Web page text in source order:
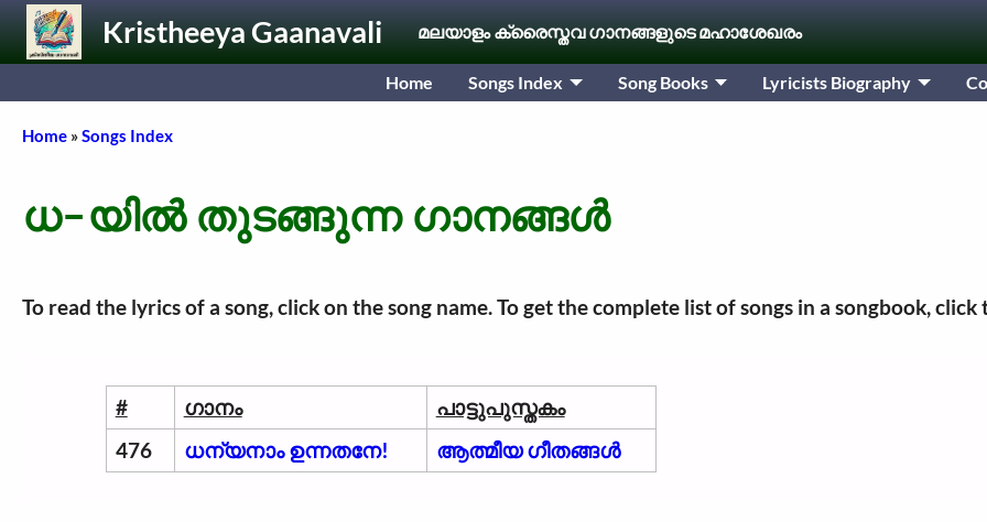
Skip to main contentKristheeya Gaanavali മലയാളം ക്രൈസ്തവ ഗാനങ്ങളുടെ മഹാശേഖരം
Home Songs Index Song Books Lyricists Biography
Breadcrumb
Home Songs Index
ധ-യിൽ തുടങ്ങുന്ന ഗാനങ്ങൾ
To read the lyrics of a song, click on the song name. To get the complete list of songs in a songbook, click
# ഗാനം
പാട്ടുപുസ്തകം
476
ധന്യനാം ഉന്നതനേ! ആത്മീയ ഗീതങ്ങൾ